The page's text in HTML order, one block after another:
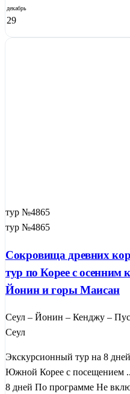
декабрь
29
тур №4865
тур №4865
Сокровища древних
тур по Корее с осенним
Йонин и горы Маисан
Сеул – Йонин – Кенджу –
Сеул
Экскурсионный тур на 8
Южной Корее с посещением
8 дней По программе Не